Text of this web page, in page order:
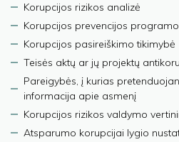
Korupcijos rizikos analizė
Korupcijos prevencijos
Korupcijos pasireiškimo tikimybė
Teisės aktų ar jų projektų
Pareigybės, į kurias
informacija apie asmenį
Korupcijos rizikos valdymo
Atsparumo korupcijai lygio